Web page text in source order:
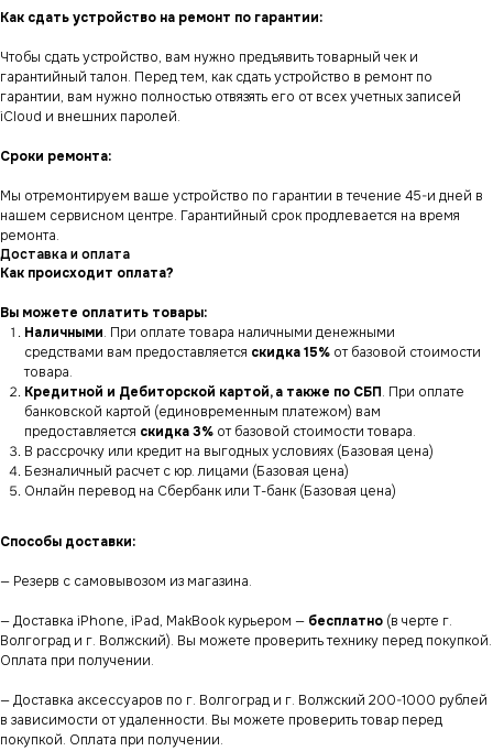
Как сдать устройство на ремонт по гарантии:
Чтобы сдать устройство, вам нужно предъявить товарный чек и
гарантийный талон. Перед тем, как сдать устройство в ремонт по
гарантии, вам нужно полностью отвязять его от всех учетных записей
iCloud и внешних паролей.
Сроки ремонта:
Мы отремонтируем ваше устройство по гарантии в течение 45-и дней в
нашем сервисном центре. Гарантийный срок продлевается на время
ремонта.
Доставка и оплата
Как происходит оплата?
Вы можете оплатить товары:
Наличными. При оплате товара наличными денежными
средствами вам предоставляется скидка 15% от базовой стоимости
товара.
Кредитной и Дебиторской картой, а также по СБП. При оплате
банковской картой (единовременным платежом) вам
предоставляется скидка 3% от базовой стоимости товара.
В рассрочку или кредит на выгодных условиях (Базовая цена)
Безналичный расчет с юр. лицами (Базовая цена)
Онлайн перевод на Сбербанк или Т-банк (Базовая цена)
Способы доставки:
— Резерв с самовывозом из магазина.
— Доставка iPhone, iPad, MakBook курьером — бесплатно (в черте г.
Волгоград и г. Волжский). Вы можете проверить технику перед покупкой.
Оплата при получении.
— Доставка аксессуаров по г. Волгоград и г. Волжский 200-1000 рублей
в зависимости от удаленности. Вы можете проверить товар перед
покупкой. Оплата при получении.